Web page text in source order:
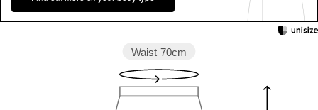
Waist 70cm